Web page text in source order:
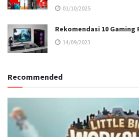
01/10/2025
Rekomendasi 10 Gaming
14/09/2023
Recommended